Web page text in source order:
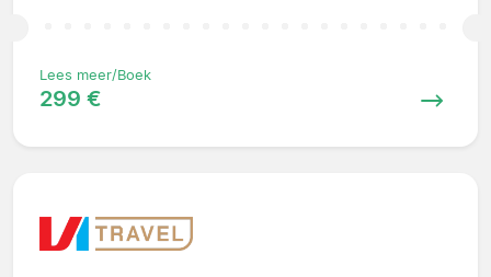
Lees meer/Boek
299 €